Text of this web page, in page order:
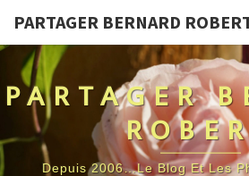
PARTAGER BERNARD
PARTAGER
Depuis 2006…Le Blog Et Les